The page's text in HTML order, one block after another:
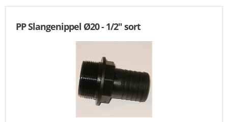
PP Slangenippel Ø20 - 1/2" sort